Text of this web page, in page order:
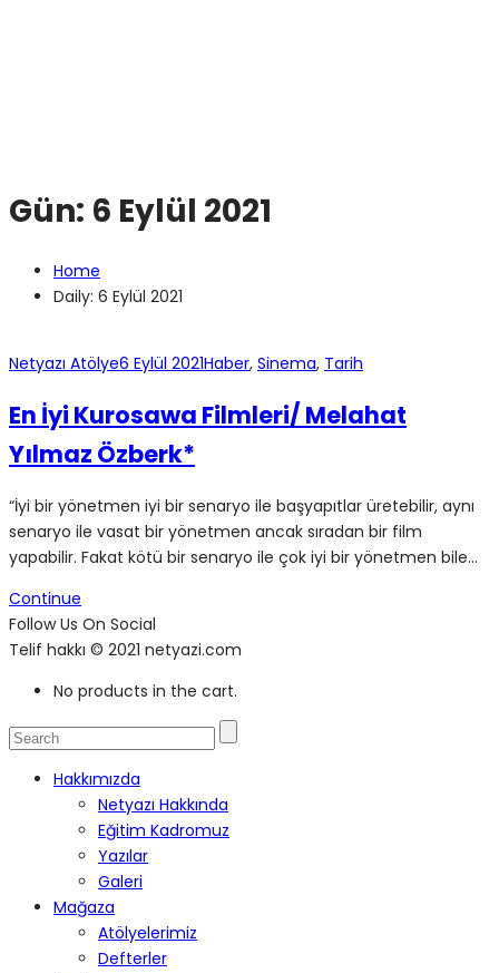
Gün: 6 Eylül 2021
Home
Daily: 6 Eylül 2021
Netyazı Atölye6 Eylül 2021Haber, Sinema, Tarih
En İyi Kurosawa Filmleri/ Melahat
Yılmaz Özberk*
“İyi bir yönetmen iyi bir senaryo ile başyapıtlar üretebilir, aynı
senaryo ile vasat bir yönetmen ancak sıradan bir film
yapabilir. Fakat kötü bir senaryo ile çok iyi bir yönetmen bile…
Continue
Follow Us On Social
Telif hakkı © 2021 netyazi.com
No products in the cart.
Hakkımızda
Netyazı Hakkında
Eğitim Kadromuz
Yazılar
Galeri
Mağaza
Atölyelerimiz
Defterler